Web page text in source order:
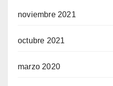
noviembre 2021
octubre 2021
marzo 2020